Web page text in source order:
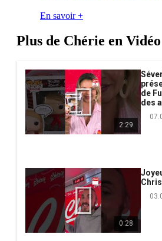
En savoir +
Plus de Chérie en Vidéo
2:29
de
des
0:28